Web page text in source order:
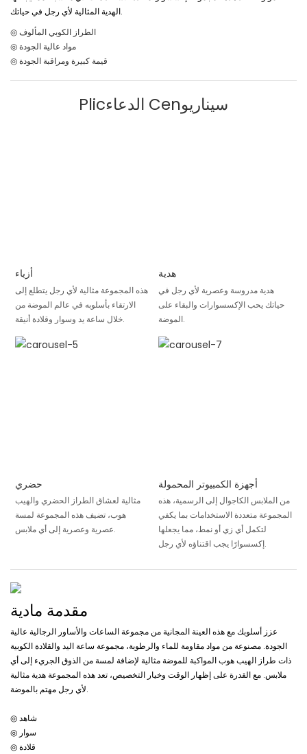
الهدية المثالية لأي رجل في حياتك.
◎ الطراز الكوبي المألوف
◎ مواد عالية الجودة
◎ قيمة كبيرة ومراقبة الجودة
Plicالدعاء Cenسيناريو
أزياء
هذه المجموعة مثالية لأي رجل يتطلع إلى
الارتقاء بأسلوبه في عالم الموضة من
خلال ساعة يد وسوار وقلادة أنيقة.
هدية
هدية مدروسة وعصرية لأي رجل في
حياتك يحب الإكسسوارات والبقاء على
الموضة.
حضري
مثالية لعشاق الطراز الحضري والهيب
هوب، تضيف هذه المجموعة لمسة
عصرية وعصرية إلى أي ملابس.
أجهزة الكمبيوتر المحمولة
من الملابس الكاجوال إلى الرسمية، هذه
المجموعة متعددة الاستخدامات بما يكفي
لتكمل أي زي أو نمط، مما يجعلها
إكسسوارًا يجب اقتناؤه لأي رجل.
مقدمة مادية
عزز أسلوبك مع هذه العينة المجانية من مجموعة الساعات والأساور الرجالية عالية
الجودة. مصنوعة من مواد مقاومة للماء والرطوبة، مجموعة ساعة اليد والقلادة الكوبية
ذات طراز الهيب هوب المواكبة للموضة مثالية لإضافة لمسة من الذوق الجريء إلى أي
ملابس. مع القدرة على إظهار الوقت وخيار التخصيص، تعد هذه المجموعة هدية مثالية
لأي رجل مهتم بالموضة.
◎ سوار
◎ قلادة